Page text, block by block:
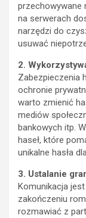
przechowywane
na serwerach
narzędzi do
usuwać
2.
Zabezpieczenia
ochronie
warto zmienić
mediów
bankowych itp.
haseł, które
unikalne hasła
3. Ustalanie
Komunikacja
zakończeniu
rozmawiać z